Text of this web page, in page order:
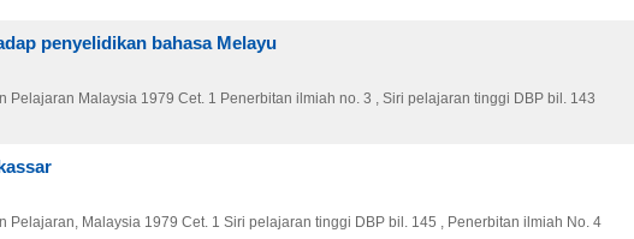
penyelidikan bahasa Melayu
Pelajaran Malaysia 1979 Cet. 1 Penerbitan ilmiah no. 3 , Siri pelajaran tinggi DBP bil. 143
Pelajaran, Malaysia 1979 Cet. 1 Siri pelajaran tinggi DBP bil. 145 , Penerbitan ilmiah No. 4